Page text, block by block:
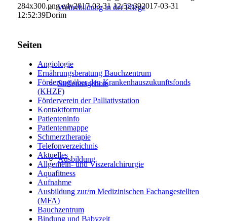
Weiterbildung in der Pflege
Stellenangebote
Ausbildung
284x300.png edv2017-03-31 12:52:392017-03-31
12:52:39Dorim
Seiten
Angiologie
Ernährungsberatung Bauchzentrum
Förderung über den Krankenhauszukunftsfonds
(KHZF)
Förderverein der Palliativstation
Kontaktformular
Patienteninfo
Patientenmappe
Schmerztherapie
Telefonverzeichnis
Aktuelles
Allgemein- und Viszeralchirurgie
Aquafitness
Aufnahme
Ausbildung zur/m Medizinischen Fachangestellten
(MFA)
Bauchzentrum
Bindung und Babyzeit